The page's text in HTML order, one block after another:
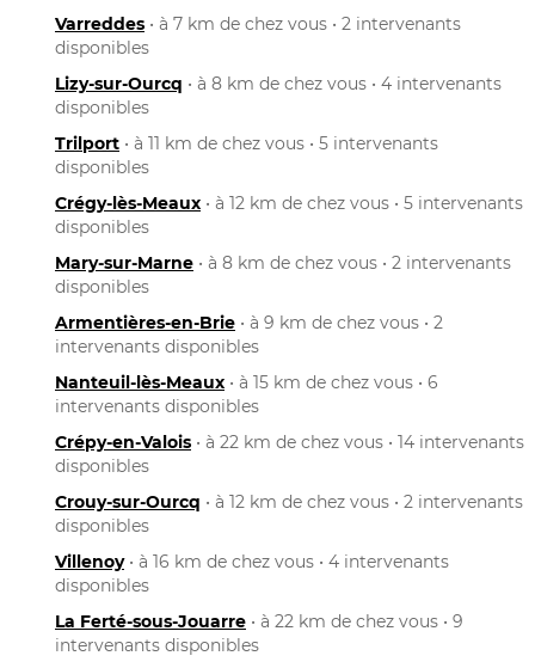
Varreddes • à 7 km de chez vous • 2 intervenants
disponibles
Lizy-sur-Ourcq • à 8 km de chez vous • 4 intervenants
disponibles
Trilport • à 11 km de chez vous • 5 intervenants
disponibles
Crégy-lès-Meaux • à 12 km de chez vous • 5 intervenants
disponibles
Mary-sur-Marne • à 8 km de chez vous • 2 intervenants
disponibles
Armentières-en-Brie • à 9 km de chez vous • 2
intervenants disponibles
Nanteuil-lès-Meaux • à 15 km de chez vous • 6
intervenants disponibles
Crépy-en-Valois • à 22 km de chez vous • 14 intervenants
disponibles
Crouy-sur-Ourcq • à 12 km de chez vous • 2 intervenants
disponibles
Villenoy• à 16 km de chez vous • 4 intervenants
disponibles
La Ferté-sous-Jouarre • à 22 km de chez vous • 9
intervenants disponibles